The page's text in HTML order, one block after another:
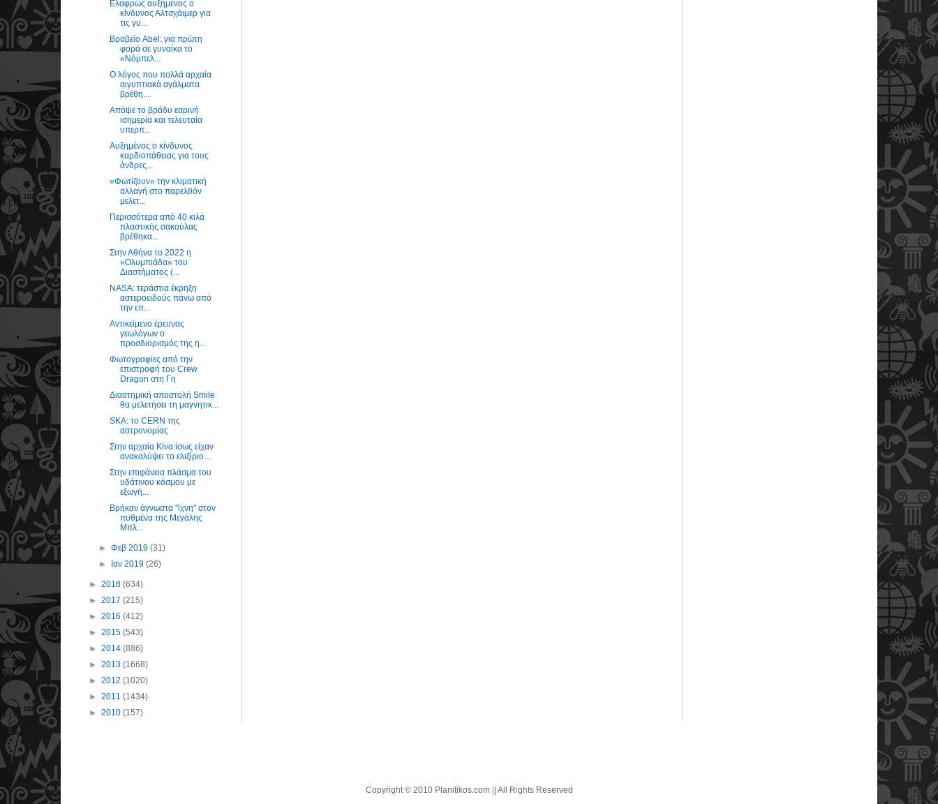
Ελαφρώς αυξημένος ο
κίνδυνος Αλτσχάιμερ για
τις γυ...
Βραβείο Abel: για πρώτη
φορά σε γυναίκα το
«Νόμπελ...
Ο λόγος που πολλά αρχαία
αιγυπτιακά αγάλματα
βρέθη...
Απόψε το βράδυ εαρινή
ισημερία και τελευταία
υπερπ...
Αυξημένος ο κίνδυνος
καρδιοπάθειας για τους
άνδρες...
«Φωτίζουν» την κλιματική
αλλαγή στο παρελθόν
μελετ...
Περισσότερα από 40 κιλά
πλαστικής σακούλας
βρέθηκα...
Στην Αθήνα το 2022 η
«Ολυμπιάδα» του
Διαστήματος (...
NASA: τεράστια έκρηξη
αστεροειδούς πάνω από
την επ...
Αντικείμενο έρευνας
γεωλόγων ο
προσδιορισμός της η...
Φωτογραφίες από την
επιστροφή του Crew
Dragon στη Γη
Διαστημική αποστολή Smile
θα μελετήσει τη μαγνητικ...
SKA: το CERN της
αστρονομίας
Στην αρχαία Κίνα ίσως είχαν
ανακαλύψει το ελιξίριο...
Στην επιφάνεια πλάσμα του
υδάτινου κόσμου με
εξωγή...
Βρήκαν άγνωστα "ίχνη" στον
πυθμένα της Μεγάλης
Μπλ...
►Φεβ 2019(31)
► Ιαν 2019(26)
► 2018 (634)
► 2017 (215)
► 2016 (412)
► 2015 (543)
► 2014 (886)
► 2013 (1668)
► 2012 (1020)
► 2011 (1434)
► 2010 (157)
Copyright © 2010 Planitikos.com || All Rights Reserved